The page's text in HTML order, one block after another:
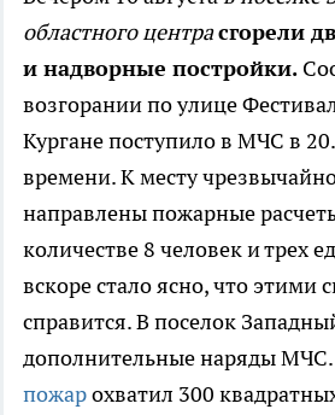
областного центрасгорели
и надворные постройки.
возгорании по улице
Кургане поступило в МЧС в
времени. К месту
направлены пожарные
количестве 8 человек и трех
вскоре стало ясно, что этими
справится. В поселок
дополнительные наряды
пожарохватил 300